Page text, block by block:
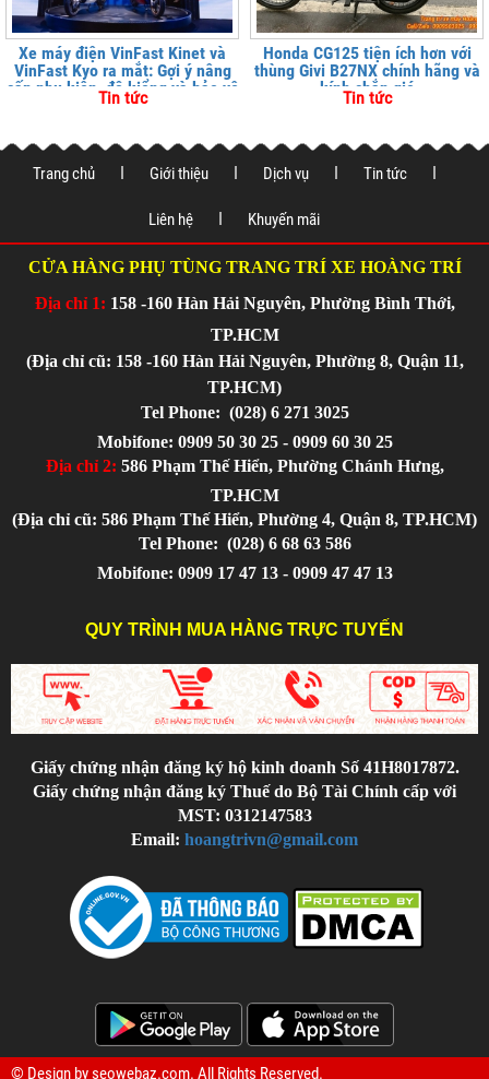
Xe máy điện VinFast Kinet và
VinFast Kyo ra mắt: Gợi ý nâng
cấp phụ kiện, độ kiểng và bảo vệ
xe tại
Tin tức
Honda CG125 tiện ích hơn với
thùng Givi B27NX chính hãng và
kính chắn gió
Tin tức
Trang chủ Giới thiệu Dịch vụ Tin tức
Liên hệ Khuyến mãi
CỬA HÀNG PHỤ TÙNG TRANG TRÍ XE HOÀNG TRÍ
Địa chỉ 1: 158 -160 Hàn Hải Nguyên, Phường Bình Thới,
TP.HCM
(Địa chỉ cũ: 158 -160 Hàn Hải Nguyên, Phường 8, Quận 11,
TP.HCM)
Tel Phone: (028) 6 271 3025
Mobifone: 0909 50 30 25 - 0909 60 30 25
Địa chỉ 2: 586 Phạm Thế Hiển, Phường Chánh Hưng,
TP.HCM
(Địa chỉ cũ: 586 Phạm Thế Hiển, Phường 4, Quận 8, TP.HCM)
Tel Phone: (028) 6 68 63 586
Mobifone: 0909 17 47 13 - 0909 47 47 13
QUY TRÌNH MUA HÀNG TRỰC TUYẾN
Giấy chứng nhận đăng ký hộ kinh doanh Số 41H8017872.
Giấy chứng nhận đăng ký Thuế do Bộ Tài Chính cấp với
MST: 0312147583
Email: hoangtrivn@gmail.com
© Design byseowebaz.com. All Rights Reserved.